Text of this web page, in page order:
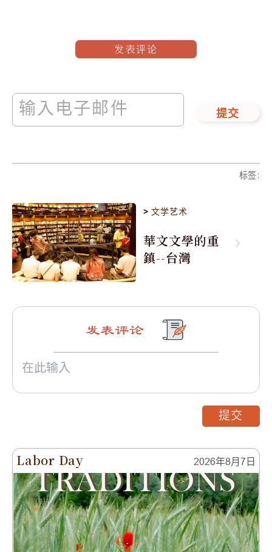
发表评论
提交
标签:
>文学艺术
華文文學的重
鎮--台灣
Labor Day 2026年8月7日
发表评论
提交